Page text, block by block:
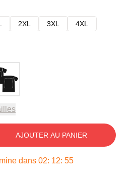
2XL 3XL
4XL
AJOUTER AU PANIER
dans 02: 12: 54